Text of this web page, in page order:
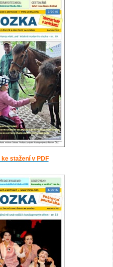
ke stažení v PDF